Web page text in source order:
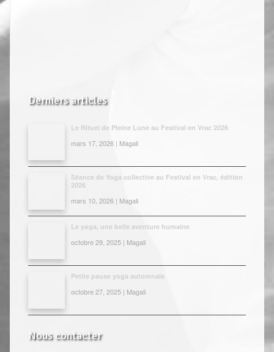
Derniers articles
Le Rituel de Pleine Lune au Festival en Vrac 2026
mars 17, 2026 | Magali
Séance de Yoga collective au Festival en Vrac, édition
2026
mars 10, 2026 | Magali
Le yoga, une belle aventure humaine
octobre 29, 2025 | Magali
Petite pause yoga automnale
octobre 27, 2025 | Magali
Nous contacter